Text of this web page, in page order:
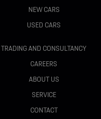
spate electrice cu funcție confort
și pornire fără cheie (Keyless)
NEW CARS
USED CARS
TRADING AND CONSULTANCY
CAREERS
ABOUT US
SERVICE
CONTACT